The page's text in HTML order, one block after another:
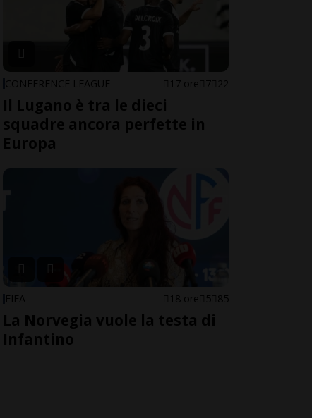
CONFERENCE LEAGUE 17 ore 7 22
Il Lugano è tra le dieci
squadre ancora perfette in
Europa
FIFA 18 ore 5 85
La Norvegia vuole la testa di
Infantino